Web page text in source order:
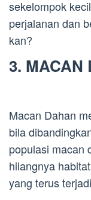
sekelompok
perjalanan dan
kan?
3. MACAN
Macan Dahan
bila
populasi macan
hilangnya
yang terus